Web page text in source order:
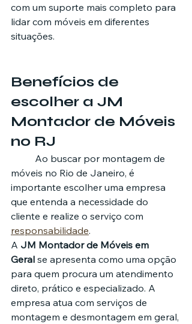
com um suporte mais completo para
lidar com móveis em diferentes
situações.
Benefícios de
escolher a JM
Montador de Móveis
no RJ
móveis no Rio de Janeiro, é
importante escolher uma empresa
que entenda a necessidade do
cliente e realize o serviço com
responsabilidade.
A JM Montador de Móveis em
Geral se apresenta como uma opção
para quem procura um atendimento
direto, prático e especializado. A
empresa atua com serviços de
montagem e desmontagem em geral,